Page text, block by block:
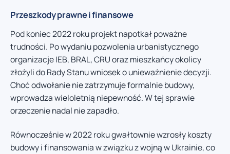
Przeszkody prawne i finansowe
Pod koniec 2022 roku projekt napotkał poważne
trudności. Po wydaniu pozwolenia urbanistycznego
organizacje IEB, BRAL, CRU oraz mieszkańcy okolicy
złożyli do Rady Stanu wniosek o unieważnienie decyzji.
Choć odwołanie nie zatrzymuje formalnie budowy,
wprowadza wieloletnią niepewność. W tej sprawie
orzeczenie nadal nie zapadło.
Równocześnie w 2022 roku gwałtownie wzrosły koszty
budowy i finansowania w związku z wojną w Ukrainie, co